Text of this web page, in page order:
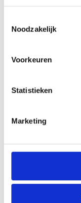
Noodzakelijk
Voorkeuren
Statistieken
Marketing